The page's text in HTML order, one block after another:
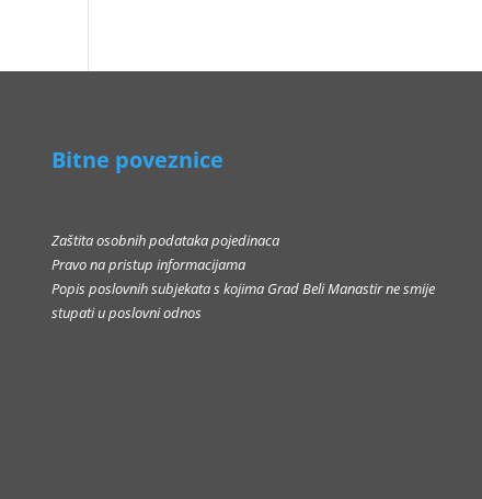
Bitne poveznice
Zaštita osobnih podataka pojedinaca
Pravo na pristup informacijama
Popis poslovnih subjekata s kojima Grad Beli Manastir ne smije
stupati u poslovni odnos